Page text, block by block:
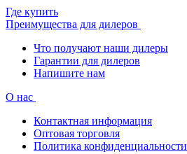
Где купить
Преимущества для дилеров
Что получают наши дилеры
Гарантии для дилеров
Напишите нам
О нас
Контактная информация
Оптовая торговля
Политика конфиденциальности